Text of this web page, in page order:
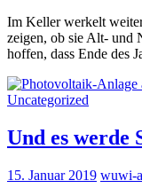
Im Keller werkelt
zeigen, ob sie Alt- und
hoffen, dass Ende des
Uncategorized
Und es
15. Januar 2019 wuwi-